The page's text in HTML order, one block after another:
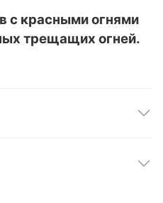
с красными огнями
трещащих огней.